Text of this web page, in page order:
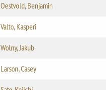
Oestvold, Benjamin
Valto, Kasperi
Wolny, Jakub
Larson, Casey